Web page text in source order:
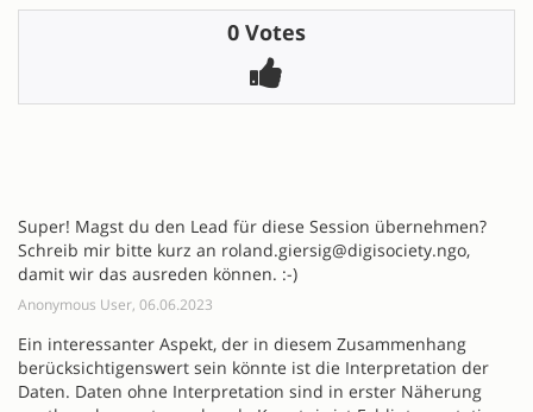
0 Votes
Super! Magst du den Lead für diese Session übernehmen?
Schreib mir bitte kurz an roland.giersig@digisociety.ngo,
damit wir das ausreden können. :-)
Anonymous User, 06.06.2023
Ein interessanter Aspekt, der in diesem Zusammenhang
berücksichtigenswert sein könnte ist die Interpretation der
Daten. Daten ohne Interpretation sind in erster Näherung